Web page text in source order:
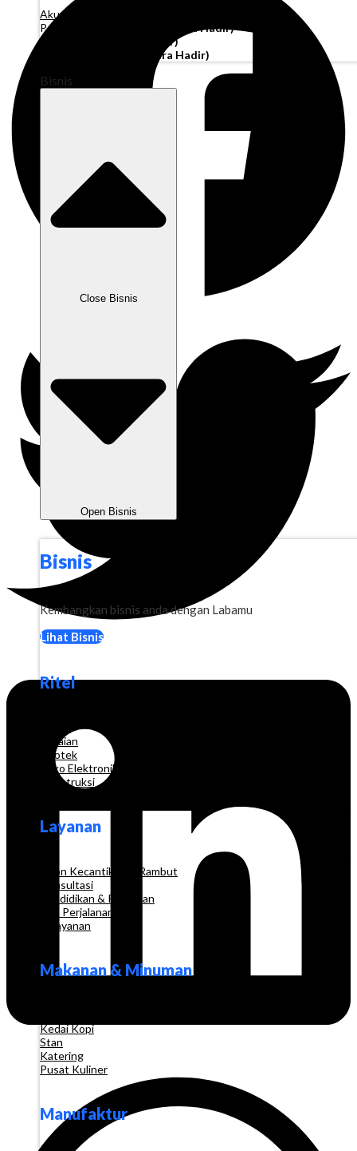
Akun Operasi
Pembiayaan Penagihan
(Segera Hadir)
Modal Kerja
(Segera Hadir)
(Segera Hadir)
Bisnis
Close Bisnis
Open Bisnis
Bisnis
Kembangkan bisnis anda dengan Labamu
Lihat Bisnis
Ritel
Pakaian
Apotek
Toko Elektronik
Konstruksi
Layanan
Salon Kecantikan & Rambut
Konsultasi
Pendidikan & Pelatihan
Biro Perjalanan
Pelayanan
Makanan & Minuman
Kedai Kopi
Stan
Katering
Pusat Kuliner
Manufaktur